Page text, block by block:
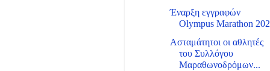
Έναρξη εγγραφών
Olympus Marathon
Ασταμάτητοι οι αθλητές
του Συλλόγου
Μαραθωνοδρόμων...